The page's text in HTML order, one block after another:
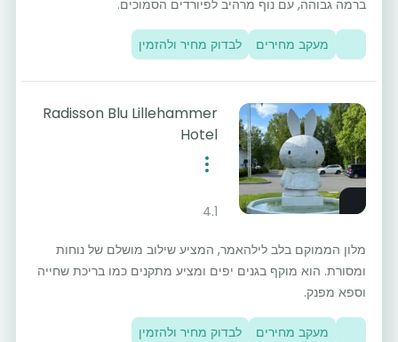
ברמה גבוהה, עם נוף מרהיב לפיורדים הסמוכים.
מעקב מחירים לבדוק מחיר ולהזמין
Radisson Blu Lillehammer
Hotel
4.1
מלון הממוקם בלב לילהאמר, המציע שילוב מושלם של נוחות
ומסורת. הוא מוקף בגנים יפים ומציע מתקנים כמו בריכת שחייה
וספא מפנק.
מעקב מחירים לבדוק מחיר ולהזמין